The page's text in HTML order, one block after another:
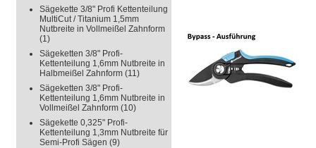
Sägekette 3/8" Profi Kettenteilung
MultiCut / Titanium 1,5mm
Nutbreite in Vollmeißel Zahnform
(1)
Sägeketten 3/8" Profi-
Kettenteilung 1,6mm Nutbreite in
Halbmeißel Zahnform (11)
Sägeketten 3/8" Profi-
Kettenteilung 1,6mm Nutbreite in
Vollmeißel Zahnform (10)
Sägekette 0,325" Profi-
Kettenteilung 1,3mm Nutbreite für
Semi-Profi Sägen (9)